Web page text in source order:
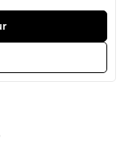
et formateur de
ou des startups
décidé de
à des personnes
grave à un
le plus proche de
N'hésitez